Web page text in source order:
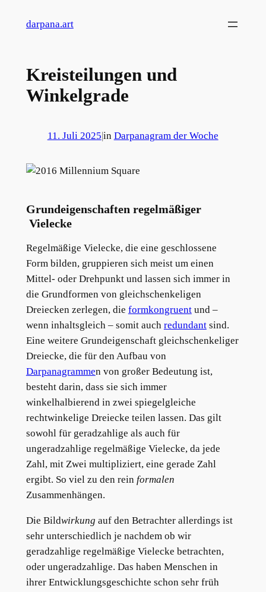
Inhaltdarpana.art
Kreisteilungen und
Winkelgrade
11. Juli 2025|in Darpanagram der Woche
Grundeigenschaften regelmäßiger
Vielecke
Regelmäßige Vielecke, die eine geschlossene
Form bilden, gruppieren sich meist um einen
Mittel- oder Drehpunkt und lassen sich immer in
die Grundformen von gleichschenkeligen
Dreiecken zerlegen, die formkongruentund –
wenn inhaltsgleich – somit auch redundantsind.
Eine weitere Grundeigenschaft gleichschenkeliger
Dreiecke, die für den Aufbau von
Darpanagrammen von großer Bedeutung ist,
besteht darin, dass sie sich immer
winkelhalbierend in zwei spiegelgleiche
rechtwinkelige Dreiecke teilen lassen. Das gilt
sowohl für geradzahlige als auch für
ungeradzahlige regelmäßige Vielecke, da jede
Zahl, mit Zwei multipliziert, eine gerade Zahl
ergibt. So viel zu den rein formalen
Zusammenhängen.
Die Bildwirkung auf den Betrachter allerdings ist
sehr unterschiedlich je nachdem ob wir
geradzahlige regelmäßige Vielecke betrachten,
oder ungeradzahlige. Das haben Menschen in
ihrer Entwicklungsgeschichte schon sehr früh